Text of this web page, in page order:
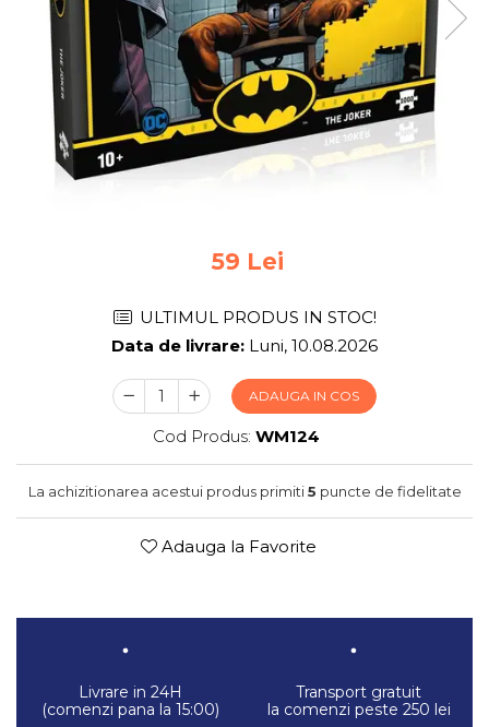
Jocuri pentru 2 persoane
Game cunoscute
Carcassonne
Catan
Cluedo
Jocuri de masa
Jocuri de societate in limba
Vezi toate jocurile de societate
59 Lei
ULTIMUL PRODUS IN STOC!
Data de livrare: Luni, 10.08.2026
ADAUGA IN COS
Cod Produs: WM124
La achizitionarea acestui produs primiti5 puncte de fidelitate
Adauga la Favorite
Livrare in 24H
(comenzi pana la 15:00)
Transport gratuit
la comenzi peste 250 lei